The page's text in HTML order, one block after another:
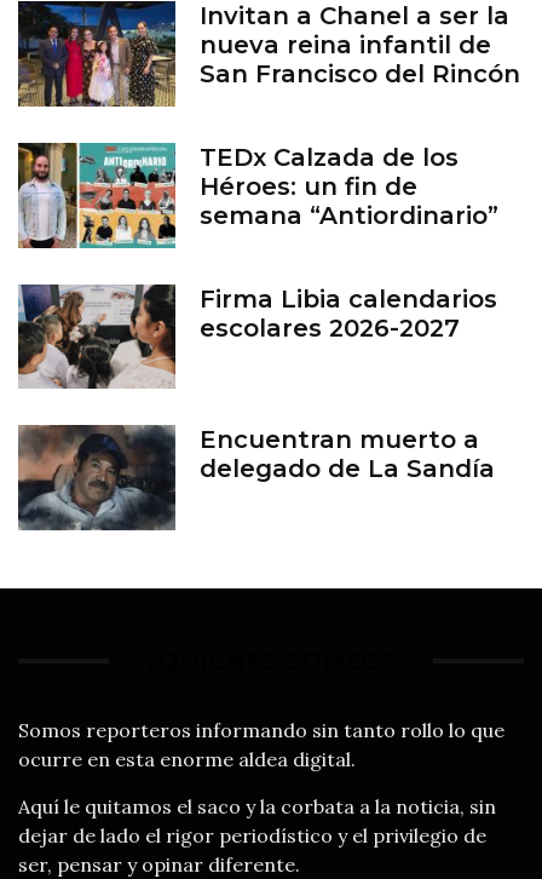
Invitan a Chanel a ser la
nueva reina infantil de
San Francisco del Rincón
TEDx Calzada de los
Héroes: un fin de
semana “Antiordinario”
Firma Libia calendarios
escolares 2026-2027
Encuentran muerto a
delegado de La Sandía
Somos reporteros informando sin tanto rollo lo que
ocurre en esta enorme aldea digital.
Aquí le quitamos el saco y la corbata a la noticia, sin
dejar de lado el rigor periodístico y el privilegio de
ser, pensar y opinar diferente.